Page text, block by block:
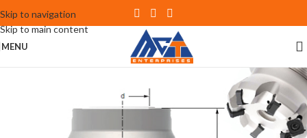
Skip to navigation
Skip to main content
MENU